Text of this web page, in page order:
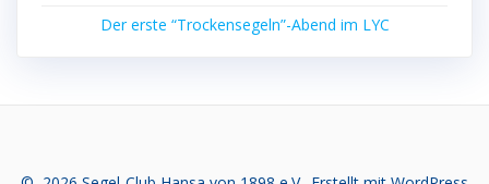
Der erste “Trockensegeln”-Abend im LYC